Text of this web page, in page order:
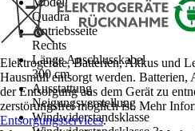
Quadra
Antriebsseite
Rechts
Länge Anschlusskabel
300 cm
Ausstattung
Neigungsverstellung
Windwiderstandsklasse
Elektrogeräte, Batterien, Akkus und
Hausmüll entsorgt werden.
der Entsorgung aus dem Gerät zu
zerstörungsfrei möglich ist. Mehr
Entsorgungsservices.